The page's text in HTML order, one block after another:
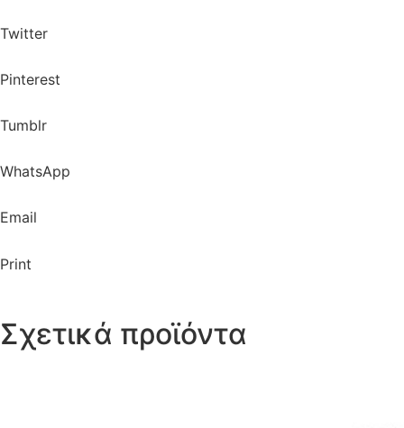
Twitter
Pinterest
Tumblr
WhatsApp
Email
Print
Σχετικά προϊόντα